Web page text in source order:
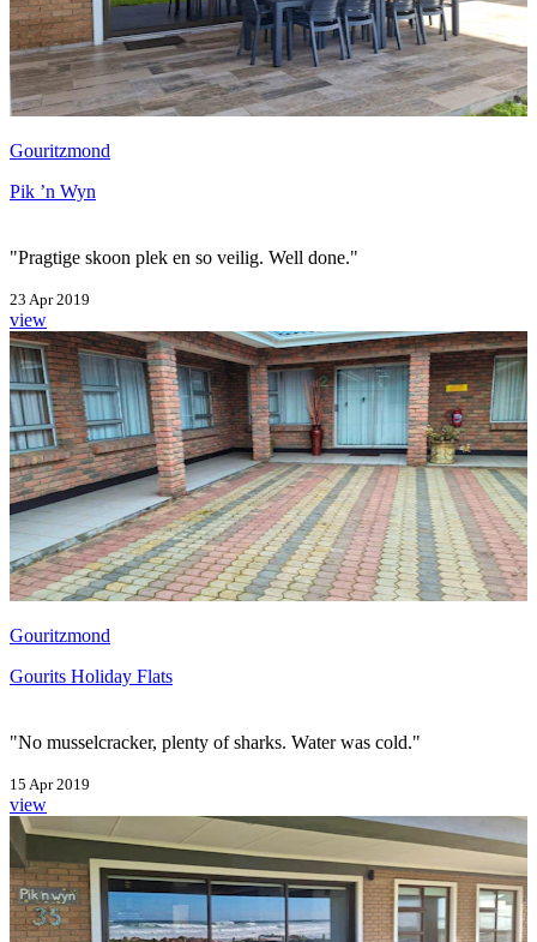
Gouritzmond
Pik ’n Wyn
"Pragtige skoon plek en so veilig. Well done."
23 Apr 2019
view
Gouritzmond
Gourits Holiday Flats
"No musselcracker, plenty of sharks. Water was cold."
15 Apr 2019
view